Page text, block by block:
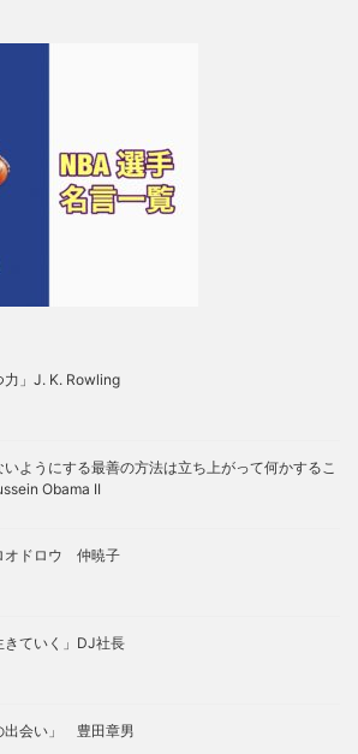
力」J. K. Rowling
いようにする最善の方法は立ち上がって何かするこ
Obama II
オドロウ 仲暁子
きていく」DJ社長
出会い」 豊田章男